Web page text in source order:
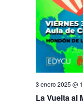
La Vuelta al
3 enero 2025 @